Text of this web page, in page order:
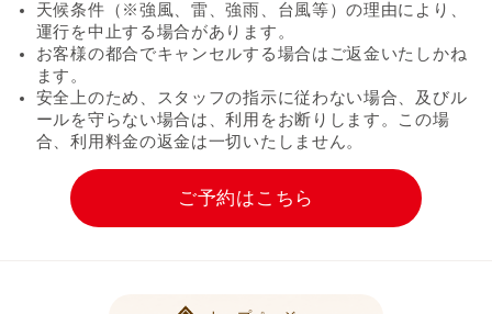
天候条件（※強風、雷、強雨、台風等）の理由により、
運行を中止する場合があります。
お客様の都合でキャンセルする場合はご返金いたしかね
ます。
安全上のため、スタッフの指示に従わない場合、及びル
ールを守らない場合は、利用をお断りします。この場
合、利用料金の返金は一切いたしません。
ご予約はこちら